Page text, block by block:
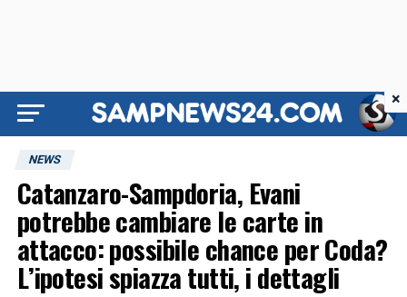
NEWS
Catanzaro-Sampdoria, Evani
potrebbe cambiare le carte in
attacco: possibile chance per Coda?
L’ipotesi spiazza tutti, i dettagli
×